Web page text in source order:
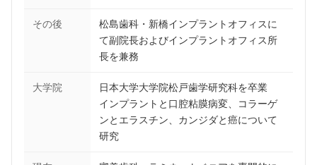
その後
松島歯科・新橋インプラントオフィスに
て副院長およびインプラントオフィス所
長を兼務
大学院
日本大学大学院松戸歯学研究科を卒業
インプラントと口腔粘膜病変、コラーゲ
ンとエラスチン、カンジダと癌について
研究